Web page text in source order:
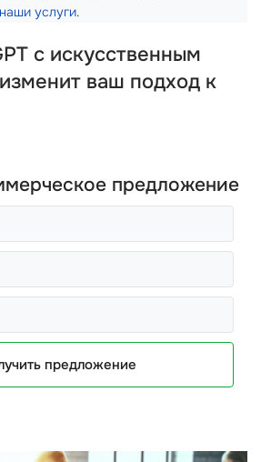
наши услуги.
с искусственным
ваш подход к
предложение
предложение